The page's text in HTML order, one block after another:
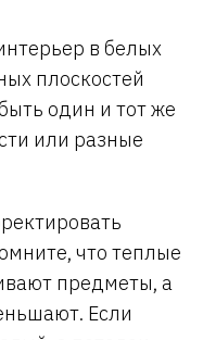
в белых
плоскостей
один и тот же
или разные
что теплые
предметы, а
Если